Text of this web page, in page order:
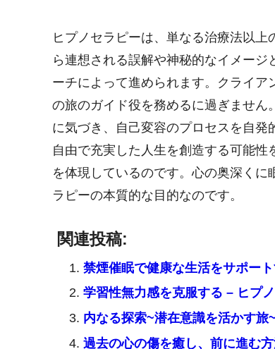
ヒプノセラピーは、単なる治療法以
ら連想される誤解や神秘的なイメー
ーチによって進められます。クライ
の旅のガイド役を務めるに過ぎませ
に気づき、自己変容のプロセスを自発
自由で充実した人生を創造する可能
を体現しているのです。心の奥深く
ラピーの本質的な目的なのです。
関連投稿:
禁煙催眠で健康な生活をサポー
学習性無力感を克服する – ヒプ
内なる探索~潜在意識を活かす旅~
過去の心の傷を癒し、前に進む